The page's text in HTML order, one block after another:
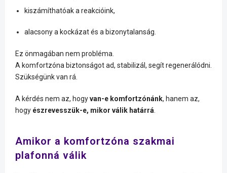
kiszámíthatóak a reakcióink,
alacsony a kockázat és a bizonytalanság.
Ez önmagában nem probléma.
A komfortzóna biztonságot ad, stabilizál, segít regenerálódni.
Szükségünk van rá.
A kérdés nem az, hogyvan-e komfortzónánk, hanem az,
hogy észrevesszük-e, mikor válik határrá
Amikor a komfortzóna szakmai
plafonná válik